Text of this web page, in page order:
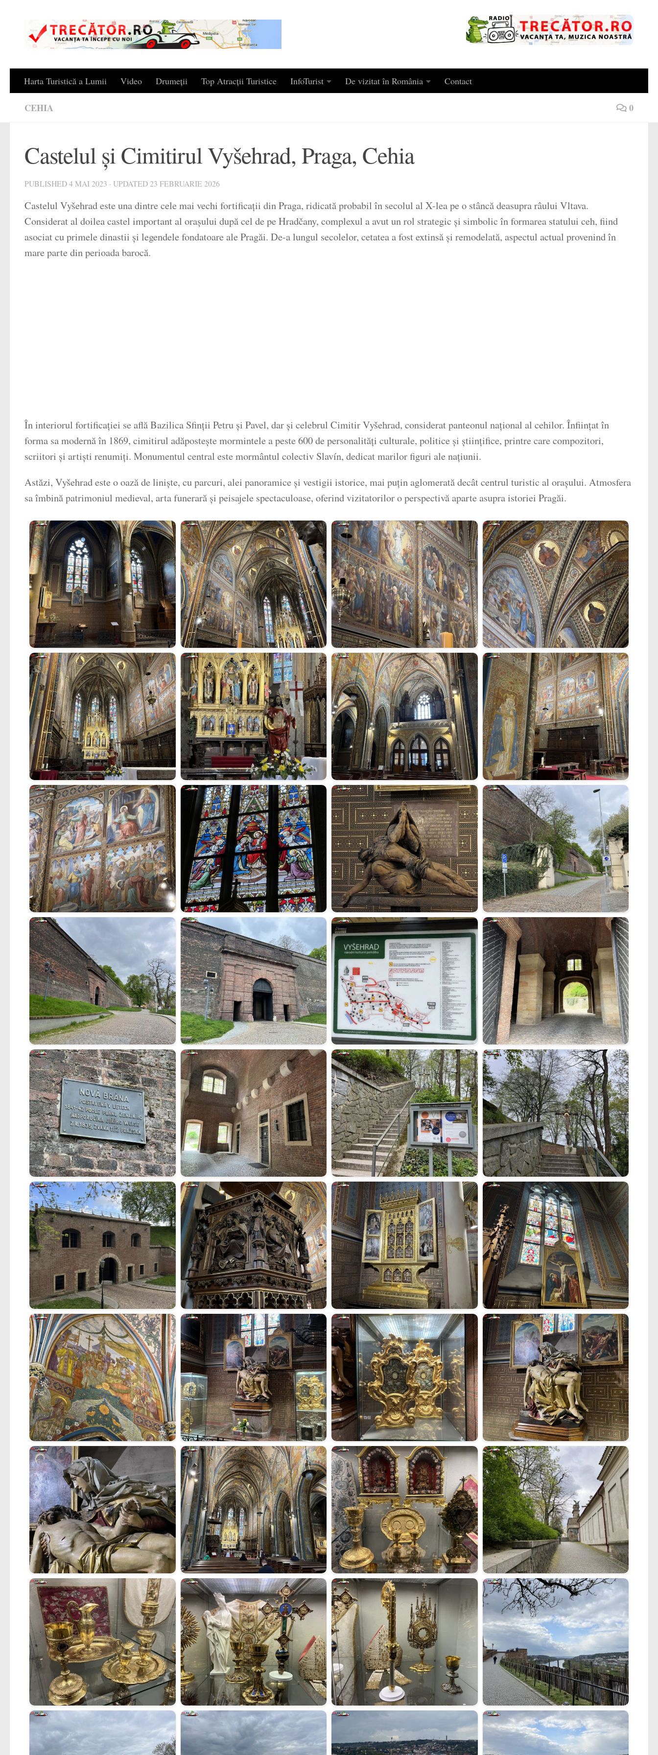
Harta Turistică a Lumii Video Drumeții Top Atracții Turistice InfoTurist De vizitat în România Contact
CEHIA 0
Castelul și Cimitirul Vyšehrad, Praga, Cehia
PUBLISHED4 MAI 2023 · UPDATED23 FEBRUARIE 2026
Castelul Vyšehrad este una dintre cele mai vechi fortificații din Praga, ridicată probabil în secolul al X-lea pe o stâncă deasupra râului Vltava.
Considerat al doilea castel important al orașului după cel de pe Hradčany, complexul a avut un rol strategic și simbolic în formarea statului ceh, fiind
asociat cu primele dinastii și legendele fondatoare ale Pragăi. De-a lungul secolelor, cetatea a fost extinsă și remodelată, aspectul actual provenind în
mare parte din perioada barocă.
În interiorul fortificației se află Bazilica Sfinții Petru și Pavel, dar și celebrul Cimitir Vyšehrad, considerat panteonul național al cehilor. Înființat în
forma sa modernă în 1869, cimitirul adăpostește mormintele a peste 600 de personalități culturale, politice și științifice, printre care compozitori,
scriitori și artiști renumiți. Monumentul central este mormântul colectiv Slavín, dedicat marilor figuri ale națiunii.
Astăzi, Vyšehrad este o oază de liniște, cu parcuri, alei panoramice și vestigii istorice, mai puțin aglomerată decât centrul turistic al orașului. Atmosfera
sa îmbină patrimoniul medieval, arta funerară și peisajele spectaculoase, oferind vizitatorilor o perspectivă aparte asupra istoriei Pragăi.